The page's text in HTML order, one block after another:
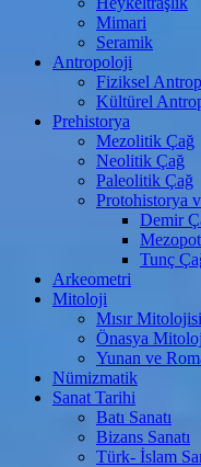
Mimari
Seramik
Antropoloji
Fiziksel
Kültürel
Prehistorya
Mezolitik Çağ
Neolitik Çağ
Paleolitik Çağ
Protohistorya
Demir
Tunç
Arkeometri
Mitoloji
Mısır Mitolojisi
Önasya
Yunan ve
Nümizmatik
Sanat Tarihi
Batı Sanatı
Bizans Sanatı
Türk- İslam